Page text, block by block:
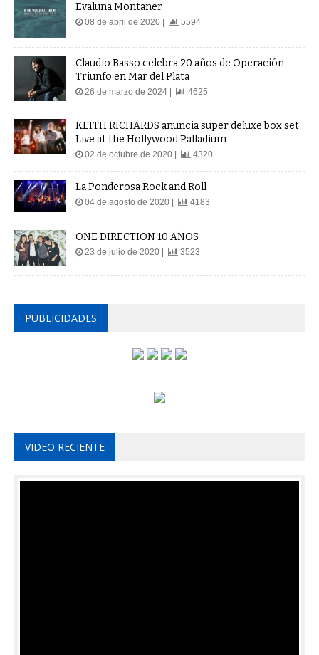
Evaluna Montaner
08 de abril de 2020 | 5594
Claudio Basso celebra 20 años de Operación
Triunfo en Mar del Plata
26 de marzo de 2024 | 4625
KEITH RICHARDS anuncia super deluxe box set
Live at the Hollywood Palladium
02 de octubre de 2020 | 4320
La Ponderosa Rock and Roll
04 de agosto de 2020 | 4183
ONE DIRECTION 10 AÑOS
23 de julio de 2020 | 3523
PUBLICIDADES
VIDEO RECIENTE